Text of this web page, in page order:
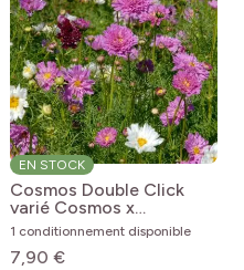
EN STOCK
Cosmos Double Click
varié Cosmos x
bipinnatus Cosmos
Double Click Mixed
1 conditionnement disponible
7,90 €